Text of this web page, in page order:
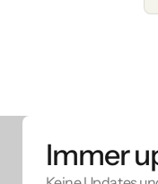
Immer